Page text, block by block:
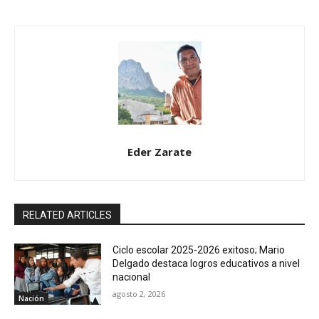
Eder Zarate
RELATED ARTICLES
Nación
Ciclo escolar 2025-2026 exitoso; Mario
Delgado destaca logros educativos a nivel
nacional
agosto 2, 2026